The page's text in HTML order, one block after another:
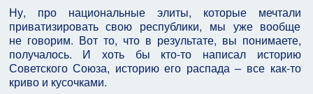
Ну, про национальные элиты, которые мечтали
приватизировать свою республики, мы уже вообще
не говорим. Вот то, что в результате, вы понимаете,
получалось. И хоть бы кто-то написал историю
Советского Союза, историю его распада – все как-то
криво и кусочками.